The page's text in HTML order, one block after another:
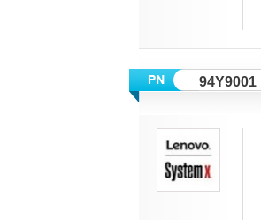
94Y9001